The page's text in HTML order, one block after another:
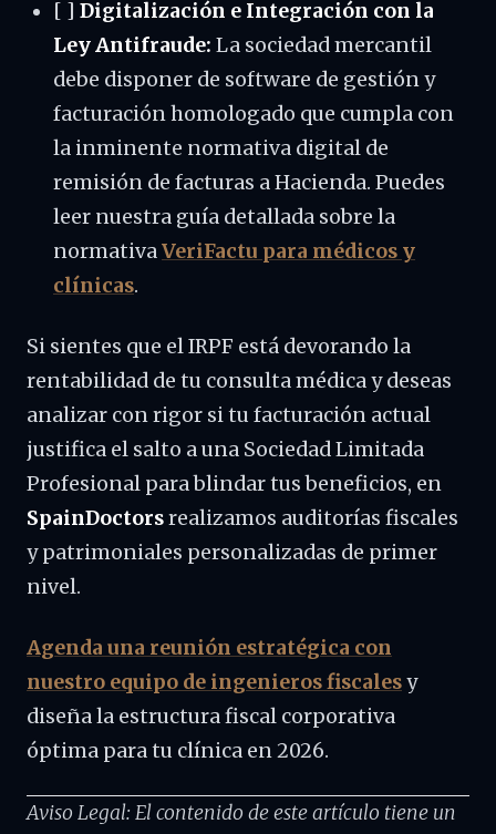
[ ] Digitalización e Integración con la
Ley Antifraude: La sociedad mercantil
debe disponer de software de gestión y
facturación homologado que cumpla con
la inminente normativa digital de
remisión de facturas a Hacienda. Puedes
leer nuestra guía detallada sobre la
normativaVeriFactu para médicos y
clínicas.
Si sientes que el IRPF está devorando la
rentabilidad de tu consulta médica y deseas
analizar con rigor si tu facturación actual
justifica el salto a una Sociedad Limitada
Profesional para blindar tus beneficios, en
SpainDoctorsrealizamos auditorías fiscales
y patrimoniales personalizadas de primer
nivel.
Agenda una reunión estratégica con
nuestro equipo de ingenieros fiscalesy
diseña la estructura fiscal corporativa
óptima para tu clínica en 2026.
Aviso Legal: El contenido de este artículo tiene un